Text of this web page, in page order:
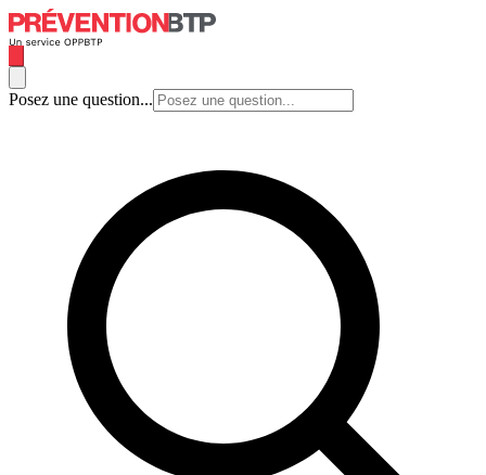
Posez une question...